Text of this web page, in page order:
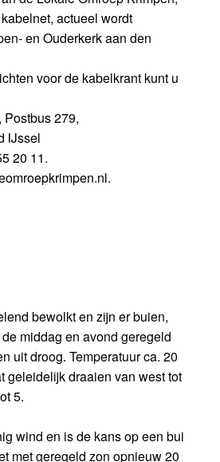
actueel wordt
en Ouderkerk aan den
voor de kabelkrant kunt u
Postbus 279,
IJssel
20 11.
bewolkt en zijn er buien,
middag en avond geregeld
uit droog. Temperatuur ca. 20
geleidelijk draaien van west tot
5.
wind en is de kans op een bui
met geregeld zon opnieuw 20